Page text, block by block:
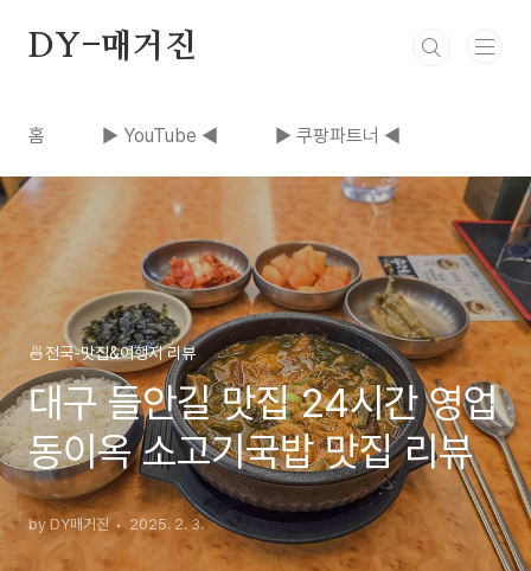
DY-매거진
홈 ▶ YouTube ◀ ▶ 쿠팡파트너 ◀
🍜전국-맛집&여행지 리뷰
대구 들안길 맛집 24시간 영업
동이옥 소고기국밥 맛집 리뷰
by DY매거진 2025. 2. 3.